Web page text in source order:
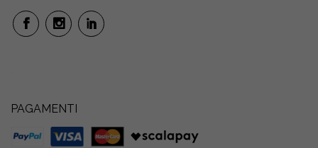
PAGAMENTI